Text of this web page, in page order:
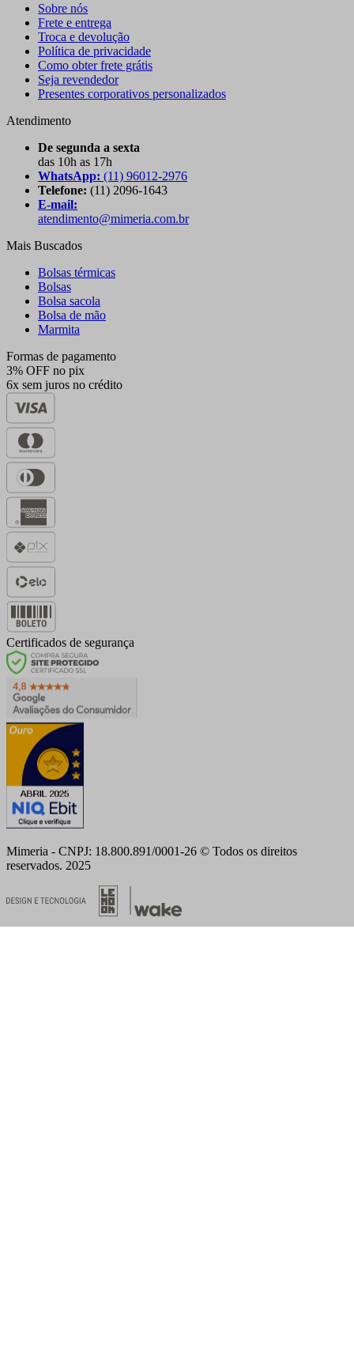
Sobre nós
Frete e entrega
Troca e devolução
Política de privacidade
Como obter frete grátis
Seja revendedor
Presentes corporativos personalizados
Atendimento
De segunda a sexta
das 10h as 17h
WhatsApp: (11) 96012-2976
Telefone: (11) 2096-1643
E-mail:
atendimento@mimeria.com.br
Mais Buscados
Bolsas térmicas
Bolsas
Bolsa sacola
Bolsa de mão
Marmita
Formas de pagamento
3% OFF no pix
6x sem juros no crédito
Certificados de segurança
Mimeria - CNPJ: 18.800.891/0001-26 © Todos os direitos
reservados. 2025